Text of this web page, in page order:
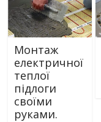
Монтаж
електричної
теплої
підлоги
своїми
руками.